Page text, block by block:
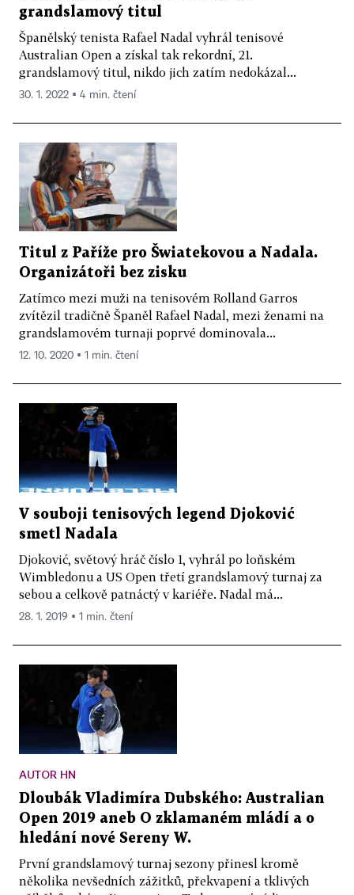
grandslamový titul
Španělský tenista Rafael Nadal vyhrál tenisové
Australian Open a získal tak rekordní, 21.
grandslamový titul, nikdo jich zatím nedokázal...
30. 1. 2022 ▪ 4 min. čtení
Titul z Paříže pro Šwiatekovou a Nadala.
Organizátoři bez zisku
Zatímco mezi muži na tenisovém Rolland Garros
zvítězil tradičně Španěl Rafael Nadal, mezi ženami na
grandslamovém turnaji poprvé dominovala...
12. 10. 2020 ▪ 1 min. čtení
V souboji tenisových legend Djoković
smetl Nadala
Djoković, světový hráč číslo 1, vyhrál po loňském
Wimbledonu a US Open třetí grandslamový turnaj za
sebou a celkově patnáctý v kariéře. Nadal má...
28. 1. 2019 ▪ 1 min. čtení
AUTOR HN
Dloubák Vladimíra Dubského: Australian
Open 2019 aneb O zklamaném mládí a o
hledání nové Sereny W.
První grandslamový turnaj sezony přinesl kromě
několika nevšedních zážitků, překvapení a tklivých